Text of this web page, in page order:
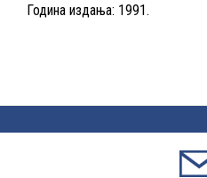
Година издања: 1991.